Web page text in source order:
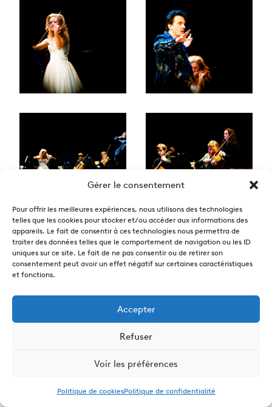
Gérer le consentement
Pour offrir les meilleures expériences, nous utilisons des technologies
telles que les cookies pour stocker et/ou accéder aux informations des
appareils. Le fait de consentir à ces technologies nous permettra de
traiter des données telles que le comportement de navigation ou les ID
uniques sur ce site. Le fait de ne pas consentir ou de retirer son
consentement peut avoir un effet négatif sur certaines caractéristiques
et fonctions.
Accepter
Refuser
Voir les préférences
Politique de cookiesPolitique de confidentialité